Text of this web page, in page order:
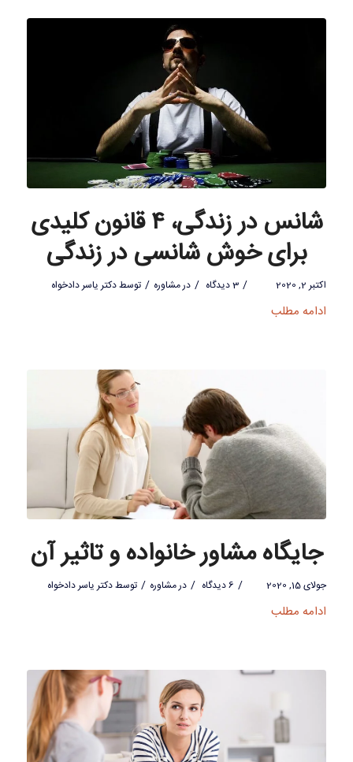
شانس در زندگی، ۴ قانون کلیدی
برای خوش شانسی در زندگی
اکتبر 2, 2020 / 3 دیدگاه / درمشاوره / توسطدکتر یاسر دادخواه
ادامه مطلب
جایگاه مشاور خانواده و تاثیر آن
جولای 15, 2020 / 6 دیدگاه / درمشاوره / توسطدکتر یاسر دادخواه
ادامه مطلب